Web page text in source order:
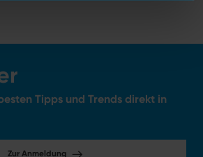
Tipps und Trends direkt in
Zur Anmeldung